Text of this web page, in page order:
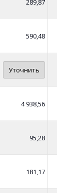
289,87
590,48
Уточнить
4 938,56
95,28
181,17